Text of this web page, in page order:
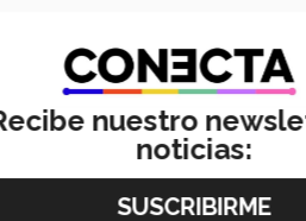
nuestro
noticias: